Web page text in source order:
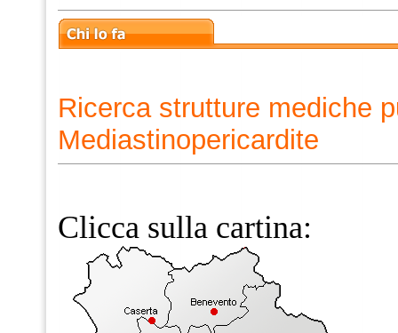
Ricerca strutture mediche
Mediastinopericardite
Clicca sulla cartina: